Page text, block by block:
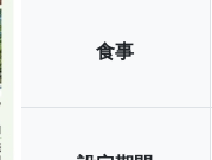
食事